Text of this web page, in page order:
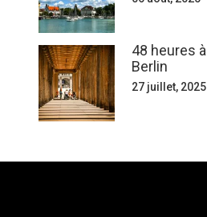
48 heures à
Berlin
27 juillet, 2025